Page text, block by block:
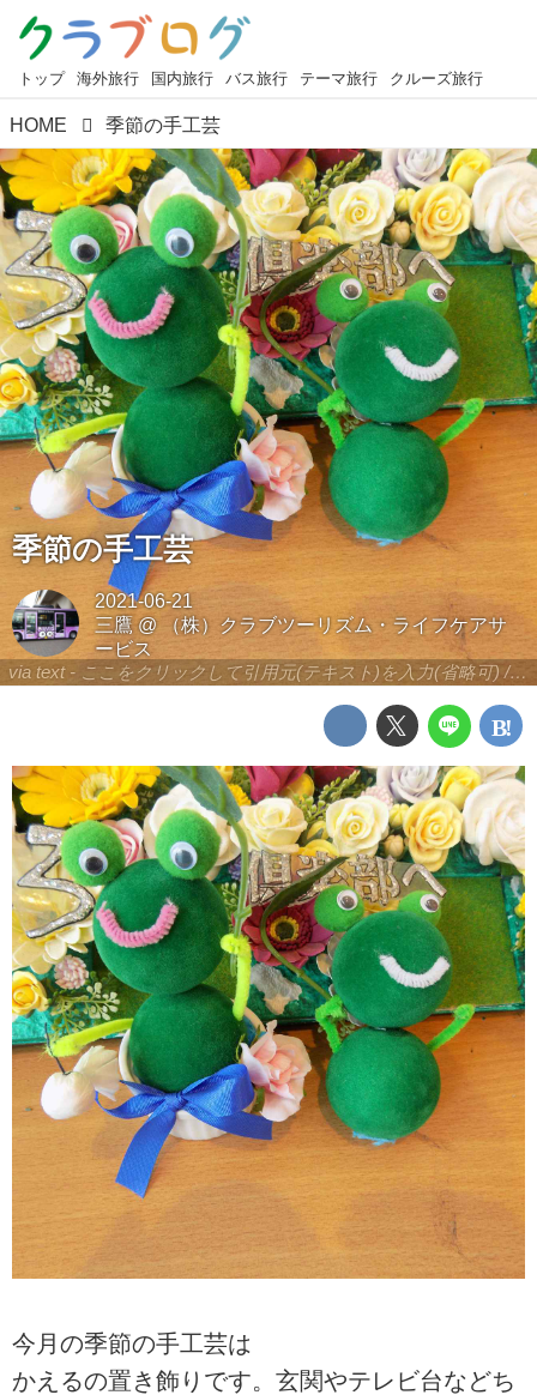
トップ 海外旅行 国内旅行 バス旅行 テーマ旅行 クルーズ旅行
HOME 季節の手工芸
via text - ここをクリックして引用元(テキスト)を入力(省略可) / site.to.link.com - ここをクリックして引用元を入力(省略可)
季節の手工芸
2021-06-21
三鷹@
（株）クラブツーリズム・ライフケアサ
ービス
今月の季節の手工芸は
かえるの置き飾りです。玄関やテレビ台などち